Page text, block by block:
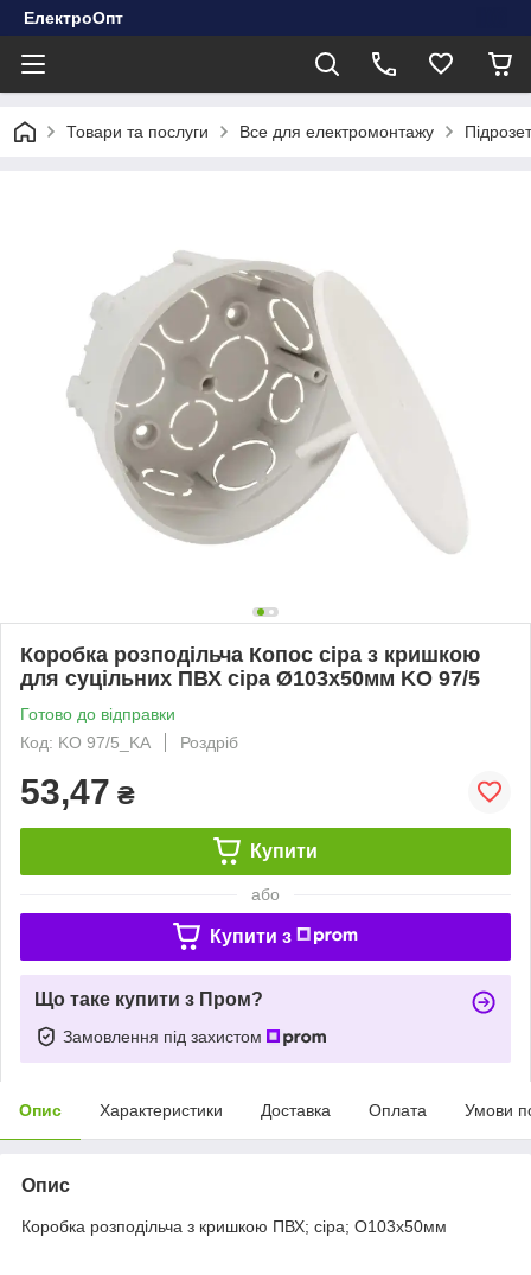
ЕлектроОпт
Товари та послуги Все для електромонтажу
Коробка розподільча Копос сіра з кришкою
для суцільних ПВХ сіра Ø103х50мм KO 97/5
Готово до відправки
Код: KO 97/5_KA
Роздріб
53,47 ₴
Купити
або
Купити з
Що таке купити з Пром?
Замовлення під захистом
Опис Характеристики Доставка Оплата Умови
Опис
Коробка розподільча з кришкою ПВХ; сіра; O103х50мм